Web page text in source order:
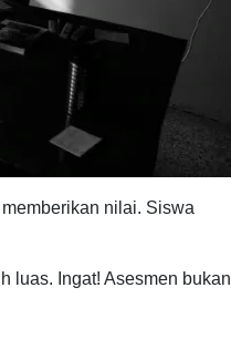
nilai. Siswa
luas. Ingat! Asesmen bukan